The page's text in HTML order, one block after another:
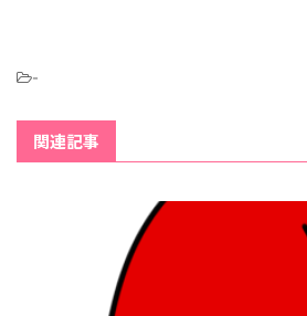
-
関連記事